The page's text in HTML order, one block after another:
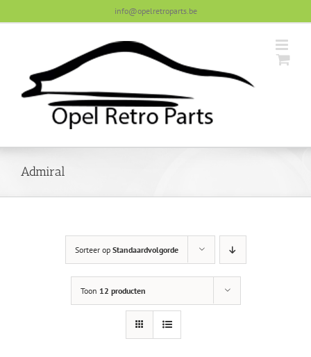
info@opelretroparts.be
Admiral
Sorteer op Standaardvolgorde
Toon 12 producten